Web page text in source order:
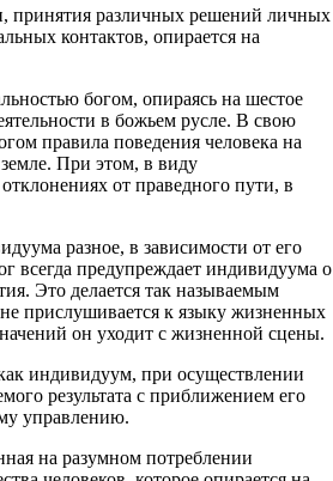
принятия различных решений личных
контактов, опирается на
богом, опираясь на шестое
в божьем русле. В свою
правила поведения человека на
При этом, в виду
от праведного пути, в
разное, в зависимости от его
всегда предупреждает индивидуума о
Это делается так называемым
прислушивается к языку жизненных
он уходит с жизненной сцены.
индивидуум, при осуществлении
результата с приближением его
управлению.
на разумном потреблении